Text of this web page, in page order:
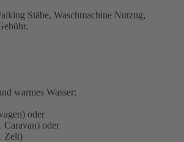
Stäbe, Waschmachine Nutzng,
warmes Wasser:
oder
Caravan) oder
Zelt)